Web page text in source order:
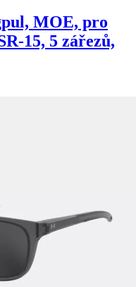
MOE, pro
15, 5 zářezů,